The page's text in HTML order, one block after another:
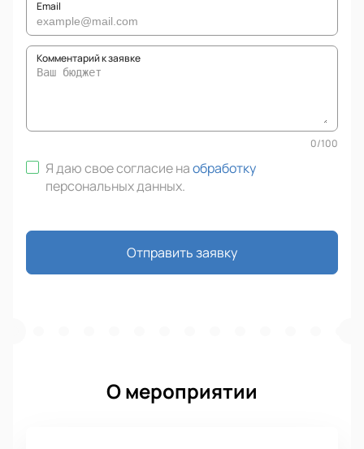
Email
Комментарий к заявке
0/100
Я даю свое согласие наобработку
персональных данных.
Отправить заявку
О мероприятии